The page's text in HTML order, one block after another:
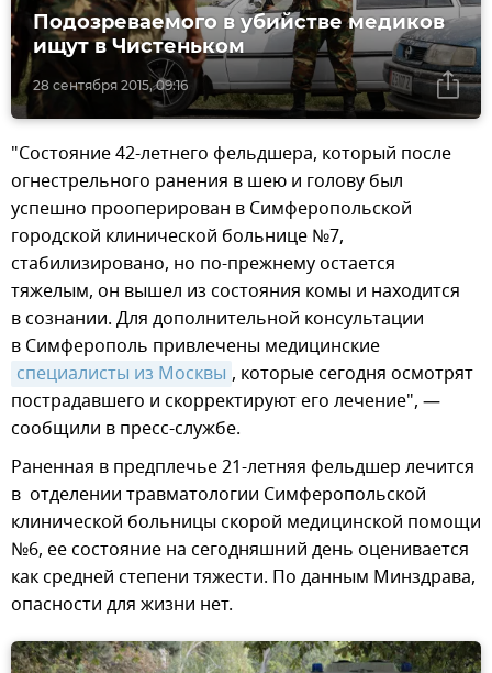
28 сентября 2015, 09:16
Подозреваемого в убийстве медиков
ищут в Чистеньком
"Состояние 42-летнего фельдшера, который после
огнестрельного ранения в шею и голову был
успешно прооперирован в Симферопольской
городской клинической больнице №7,
стабилизировано, но по-прежнему остается
тяжелым, он вышел из состояния комы и находится
в сознании. Для дополнительной консультации
в Симферополь привлечены медицинские
специалисты из Москвы , которые сегодня осмотрят
пострадавшего и скорректируют его лечение", —
сообщили в пресс-службе.
Раненная в предплечье 21-летняя фельдшер лечится
в отделении травматологии Симферопольской
клинической больницы скорой медицинской помощи
№6, ее состояние на сегодняшний день оценивается
как средней степени тяжести. По данным Минздрава,
опасности для жизни нет.